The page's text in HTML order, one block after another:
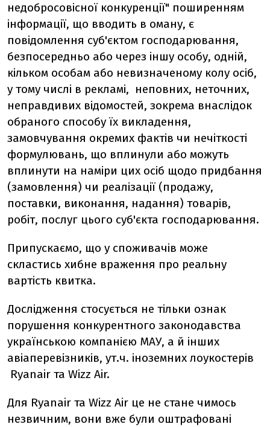
недобросовісної конкуренції" поширенням
інформації, що вводить в оману, є
повідомлення суб'єктом господарювання,
безпосередньо або через іншу особу, одній,
кільком особам або невизначеному колу осіб,
у тому числі в рекламі, неповних, неточних,
неправдивих відомостей, зокрема внаслідок
обраного способу їх викладення,
замовчування окремих фактів чи нечіткості
формулювань, що вплинули або можуть
вплинути на наміри цих осіб щодо придбання
(замовлення) чи реалізації (продажу,
поставки, виконання, надання) товарів,
робіт, послуг цього суб'єкта господарювання.
Припускаємо, що у споживачів може
скластись хибне враження про реальну
вартість квитка.
Дослідження стосується не тільки ознак
порушення конкурентного законодавства
українською компанією МАУ, а й інших
авіаперевізників, ут.ч. іноземних лоукостерів
Ryanair та Wizz Air.
Для Ryanair та Wizz Air це не стане чимось
незвичним, вони вже були оштрафовані